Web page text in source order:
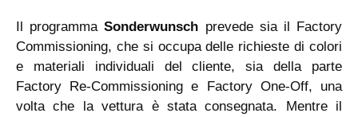
Il programmaSonderwunsch prevede sia il Factory
Commissioning, che si occupa delle richieste di colori
e materiali individuali del cliente, sia della parte
Factory Re-Commissioning e Factory One-Off, una
volta che la vettura è stata consegnata. Mentre il